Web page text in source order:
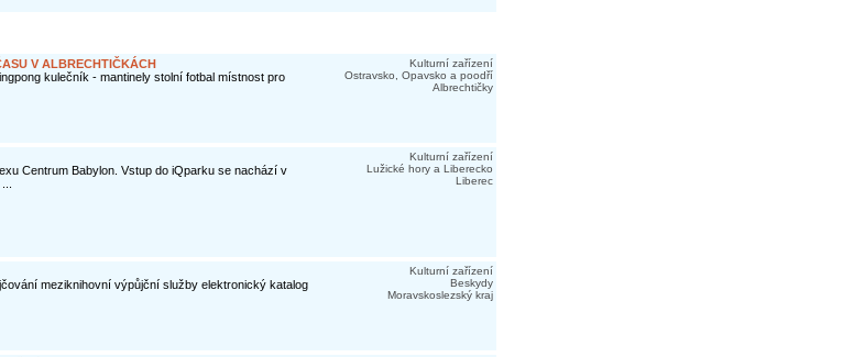
V ALBRECHTIČKÁCH
kulečník - mantinely stolní fotbal místnost pro
Kulturní zařízení
Ostravsko, Opavsko a poodří
Albrechtičky
Centrum Babylon. Vstup do iQparku se nachází v
Kulturní zařízení
Lužické hory a Liberecko
Liberec
meziknihovní výpůjční služby elektronický katalog
Kulturní zařízení
Beskydy
Moravskoslezský kraj